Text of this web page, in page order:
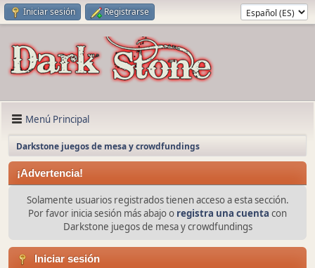
Iniciar sesión Registrarse
Menú Principal
Darkstone juegos de mesa y crowdfundings
¡Advertencia!
Solamente usuarios registrados tienen acceso a esta sección.
Por favor inicia sesión más abajo o registra una cuenta con
Darkstone juegos de mesa y crowdfundings
Iniciar sesión